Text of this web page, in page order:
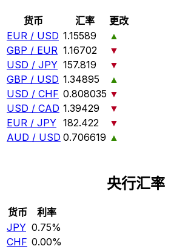
货币 汇率
更改
EUR / USD 1.15589
▲
GBP / EUR 1.16702
▼
USD / JPY 157.819
▼
GBP / USD 1.34895
▲
USD / CHF 0.808035 ▼
USD / CAD 1.39429
▼
EUR / JPY 182.422
▼
AUD / USD 0.706619 ▲
央行汇率
货币
利率
JPY 0.75%
CHF 0.00%